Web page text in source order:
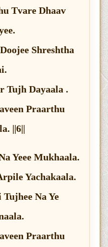
Tvare Dhaav
Shreshtha
Tujh Dayaala .
Praarthu
||6||
Yeee Mukhaala.
Yachakaala.
Na Ye
Praarthu